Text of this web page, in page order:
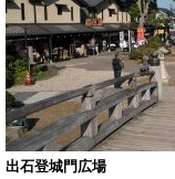
出石登城門広場